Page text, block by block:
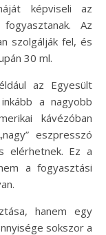
képviseli az
Az
szolgálják fel, és
30 ml.
az Egyesült
a nagyobb
kávézóban
eszpresszó
elérhetnek. Ez a
a fogyasztási
hanem egy
sokszor a